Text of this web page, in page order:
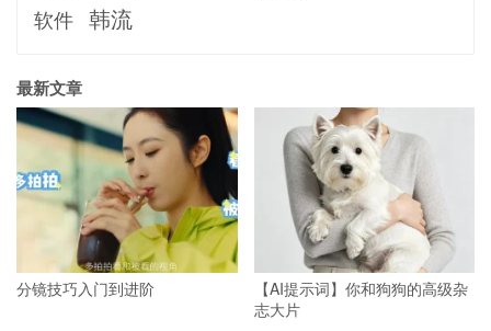
软件 韩流
最新文章
分镜技巧入门到进阶
【AI提示词】你和狗狗的高级杂
志大片